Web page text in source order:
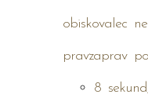
obiskovalec
pravzaprav
8